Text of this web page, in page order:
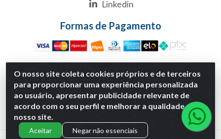
O nosso site coleta cookies próprios e de terceiros
para proporcionar uma experiência personalizada
ao usuário, apresentar publicidade relevante de
acordo com o seu perfil e melhorar a qualidade do
nosso site.
Aceitar Negar não essenciais
Linkedin
Formas de Pagamento
Multicanal Atacado LTDA - Rua 1-B, S/NC, Quadra1B Lote 1
Anexo Modulo 2 - Polo Empresarial Goias - Etapa Xiii,
Aparecida de Goiânia/GO - CNPJ 29.460.170/0001-30